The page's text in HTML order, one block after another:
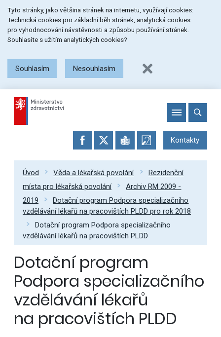
na
menu
na
obsah
na
patičku
stránky
Tyto stránky, jako většina stránek na internetu, využívají cookies:
Technická cookies pro základní běh stránek, analytická cookies
pro vyhodnocování návstěvnosti a způsobu používání stránek.
Souhlasíte s užitím analytických cookies?
Souhlasím Nesouhlasím
Kontakty
Úvod Věda a lékařská povolání
Rezidenční
místa pro lékařská povolání
Archiv RM 2009 -
2019
Dotační program Podpora specializačního
vzdělávání lékařů na pracovištích PLDD pro rok 2018
Dotační program Podpora specializačního
vzdělávání lékařů na pracovištích PLDD
Dotační program
Podpora specializačního
vzdělávání lékařů
na pracovištích PLDD